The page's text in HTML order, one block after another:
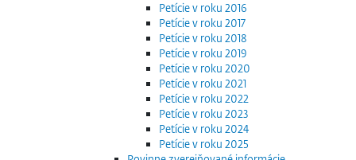
Petície v roku 2016
Petície v roku 2017
Petície v roku 2018
Petície v roku 2019
Petície v roku 2020
Petície v roku 2021
Petície v roku 2022
Petície v roku 2023
Petície v roku 2024
Petície v roku 2025